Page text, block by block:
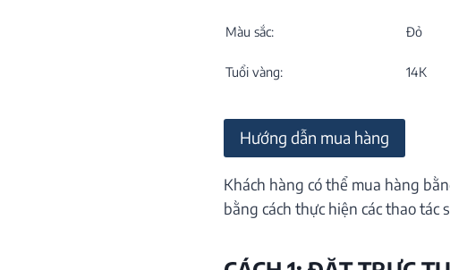
Màu sắc: Đỏ
Tuổi vàng: 14K
Hướng dẫn mua hàng
Khách hàng có thể mua hàng
bằng cách thực hiện các thao tác